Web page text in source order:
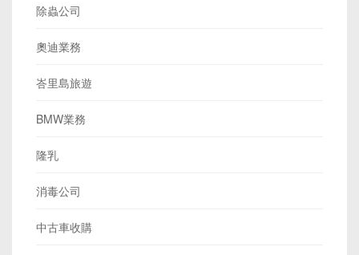
除蟲公司
奧迪業務
峇里島旅遊
BMW業務
隆乳
消毒公司
中古車收購